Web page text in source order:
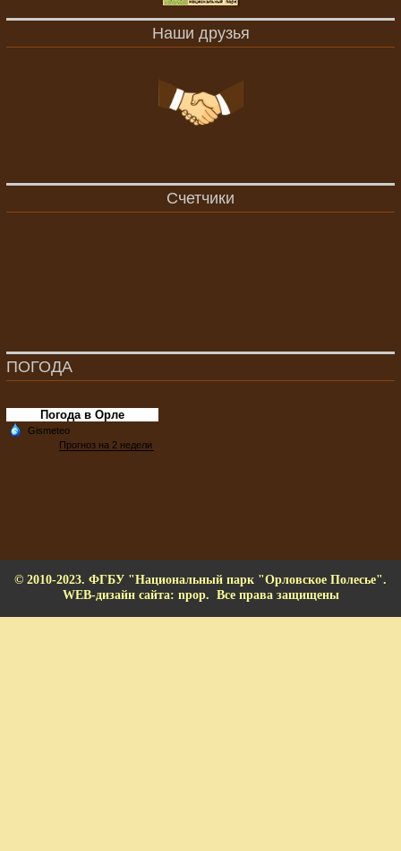
Наши друзья
Счетчики
ПОГОДА
Погода в Орле
© 2010-2023. ФГБУ "Национальный парк "Орловское Полесье".
WEB-дизайн сайта: npop. Все права защищены